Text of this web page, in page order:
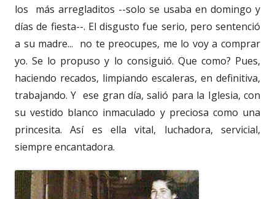
los más arregladitos --solo se usaba en domingo y
días de fiesta--. El disgusto fue serio, pero sentenció
a su madre... no te preocupes, me lo voy a comprar
yo. Se lo propuso y lo consiguió. Que como? Pues,
haciendo recados, limpiando escaleras, en definitiva,
trabajando. Y ese gran día, salió para la Iglesia, con
su vestido blanco inmaculado y preciosa como una
princesita. Así es ella vital, luchadora, servicial,
siempre encantadora.